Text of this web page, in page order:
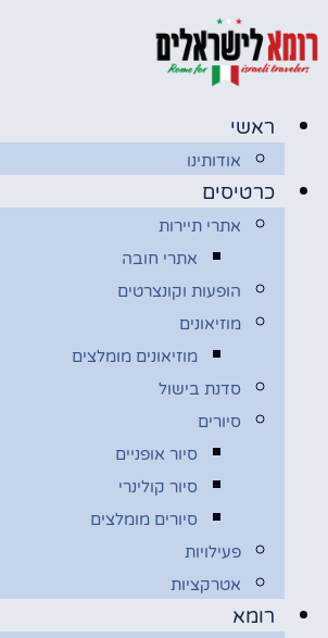
לתוכן
ראשי
אודותינו
כרטיסים
אתרי תיירות
אתרי חובה
הופעות וקונצרטים
מוזיאונים
מוזיאונים מומלצים
סדנת בישול
סיורים
סיור אופניים
סיור קולינרי
סיורים מומלצים
פעילויות
אטרקציות
רומא